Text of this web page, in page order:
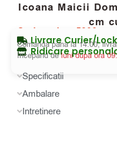
Icoana Maicii
cm
Cod produs: 5806
Livrare Curier/
Comanda pana la 14:00,
Ridicare
Incepand deluni dupa ora
Specificatii
Ambalare
Intretinere